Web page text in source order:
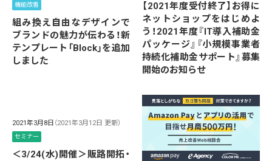
機能改善
組み換え自由なデザインで
ブランドの魅力が伝わる！新
テンプレート「Block」を追加
しました
【2021年度受付終了】お得に
ネットショップをはじめよ
う！2021年度『IT導入補助金
パッケージ』『小規模事業者
持続化補助金サポート』募集
開始のお知らせ
2021年3月8日 （2021年3月12日 更新）
セミナー
＜3/24(水)開催＞販路開拓・